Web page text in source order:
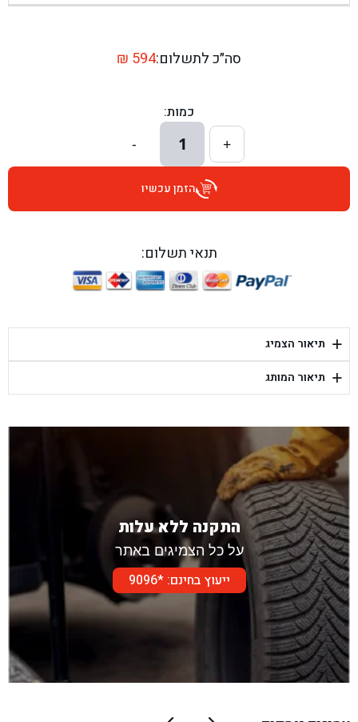
בן גל - דרך השבעה 20, אזור - אזור
בן גל - הרצל 6, גדרה - גדרה
בן גל - שדרות דוד בן גוריון 8, באר שבע - באר שבע
בן גל - היובלים 26, הוד השרון - הוד השרון
בן גל - יפת 88, תל אביב יפו - תל אביב
בן גל - דור אלון הר טוב - בית שמש
סה״כ לתשלום: ₪ 594
כמות:
+
1
-
הזמן עכשיו
תנאי תשלום:
+ תיאור הצמיג
+ תיאור המותג
התקנה ללא עלות
על כל הצמיגים באתר
ייעוץ בחינם: *9096